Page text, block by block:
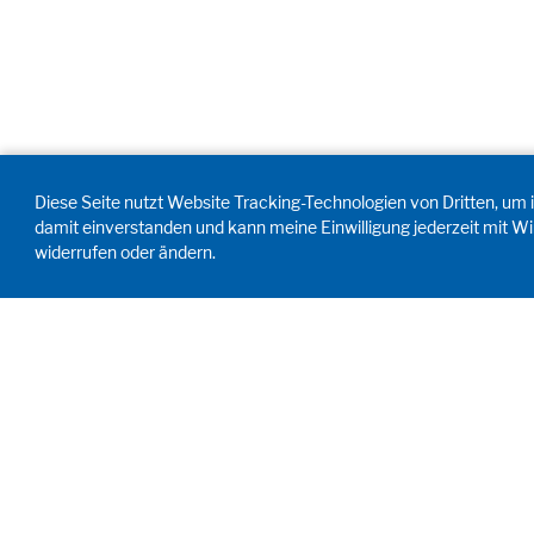
Diese Seite nutzt Website Tracking-Technologien von Dritten, um
damit einverstanden und kann meine Einwilligung jederzeit mit
widerrufen oder ändern.